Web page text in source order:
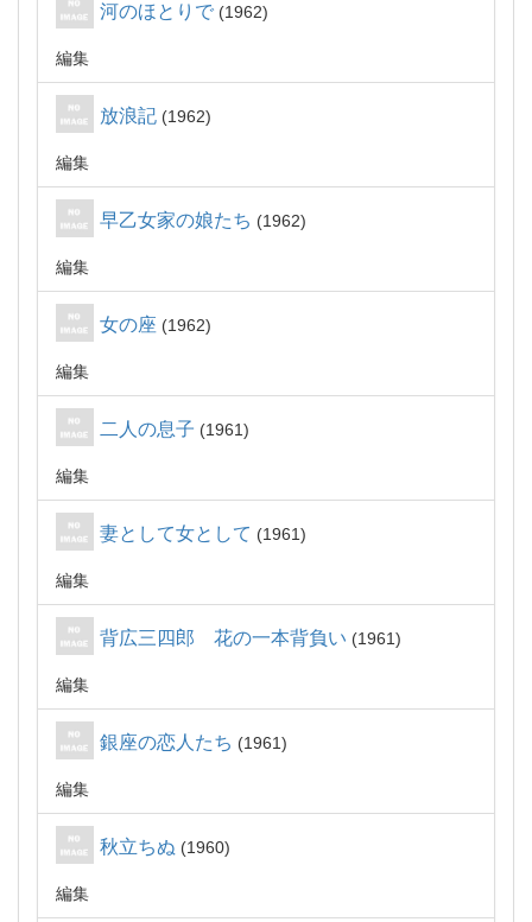
河のほとりで 1962
編集
放浪記 1962
編集
早乙女家の娘たち 1962
編集
女の座 1962
編集
二人の息子 1961
編集
妻として女として 1961
編集
背広三四郎 花の一本背負い 1961
編集
銀座の恋人たち 1961
編集
秋立ちぬ 1960
編集